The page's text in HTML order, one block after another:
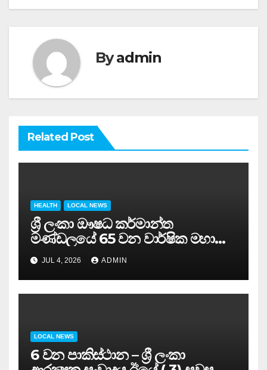
Byadmin
Related Post
HEALTH LOCAL NEWS
ශ්‍රී ලංකා ඖෂධ කර්මාන්ත
මණ්ඩලයේ 65 වන වාර්ෂික මහා
සමුළුව සෞඛ්‍ය නියෝජ්‍ය
අමාත්‍යවරයාගේ ප්‍රධානත්වයෙන්……
JUL 4, 2026 ADMIN
LOCAL NEWS
6 වන පාකිස්ථාන – ශ්‍රී ලංකා